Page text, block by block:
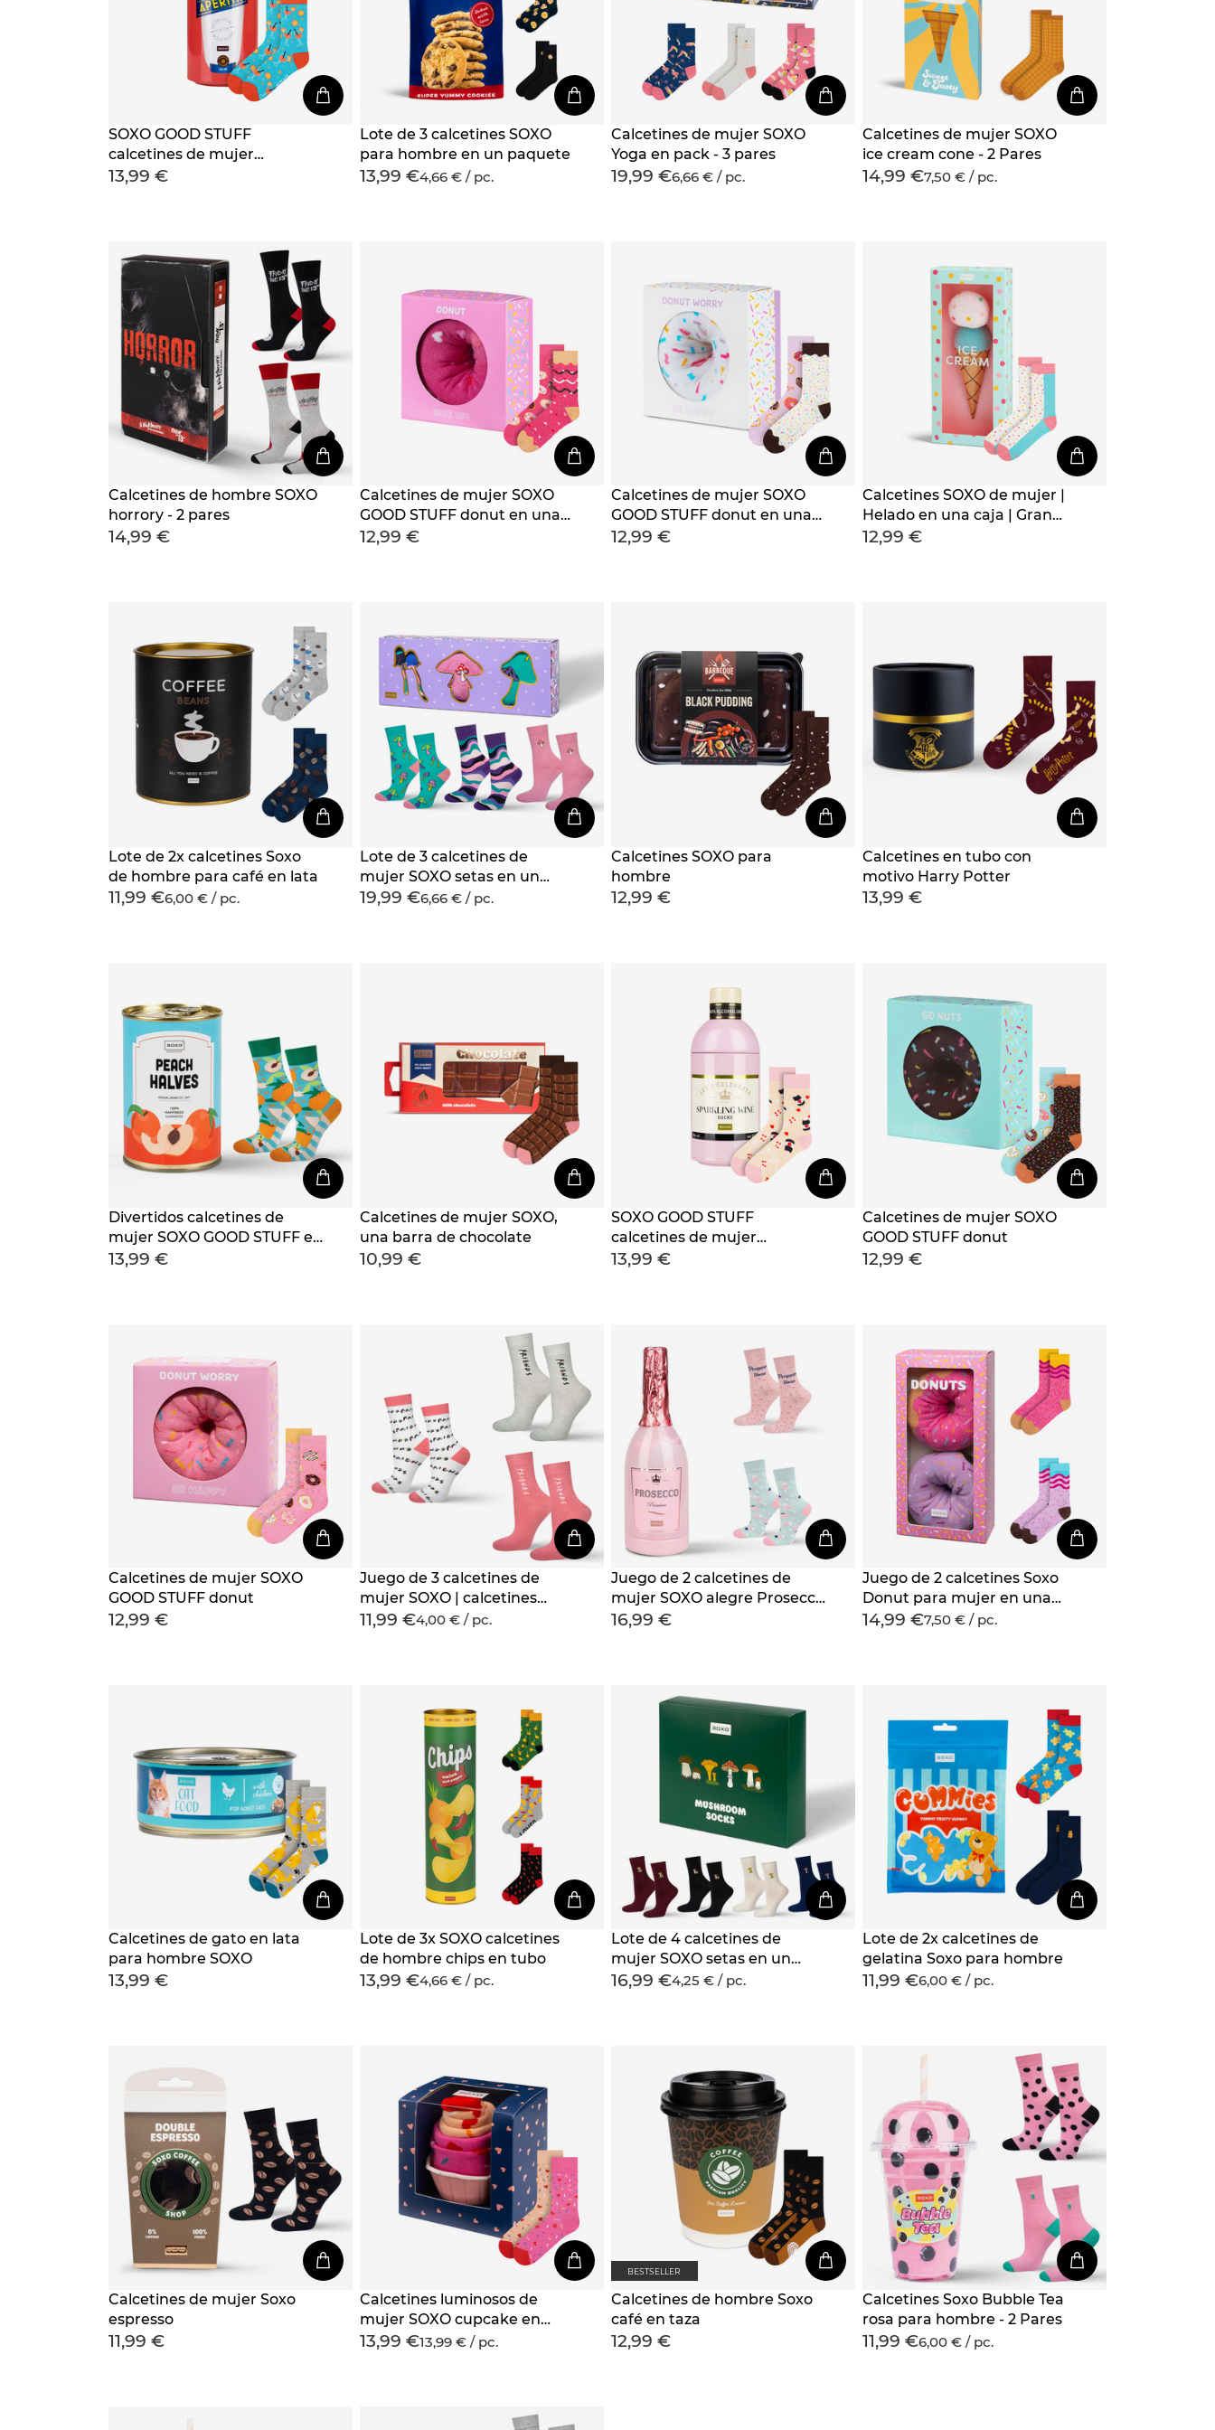
SOXO GOOD STUFF
calcetines de mujer
graciosos Aperitif en una
13,99 €
Lote de 3 calcetines SOXO
para hombre en un paquete
13,99 €4,66 € / pc.
Calcetines de mujer SOXO
Yoga en pack - 3 pares
19,99 €6,66 € / pc.
Calcetines de mujer SOXO
ice cream cone - 2 Pares
14,99 €7,50 € / pc.
Calcetines de hombre SOXO
horrory - 2 pares
14,99 €
Calcetines de mujer SOXO
GOOD STUFF donut en una
caja
12,99 €
Calcetines de mujer SOXO
GOOD STUFF donut en una
caja
12,99 €
Calcetines SOXO de mujer |
Helado en una caja | Gran
idea de regalo
12,99 €
Lote de 2x calcetines Soxo
de hombre para café en lata
11,99 €6,00 € / pc.
Lote de 3 calcetines de
mujer SOXO setas en un
paquete edición premium
19,99 €6,66 € / pc.
Calcetines SOXO para
hombre
12,99 €
Calcetines en tubo con
motivo Harry Potter
13,99 €
Divertidos calcetines de
mujer SOXO GOOD STUFF en
una lata para regalo
13,99 €
Calcetines de mujer SOXO,
una barra de chocolate
10,99 €
SOXO GOOD STUFF
calcetines de mujer
graciosos Sparkling Wine en
13,99 €
Calcetines de mujer SOXO
GOOD STUFF donut
12,99 €
Calcetines de mujer SOXO
GOOD STUFF donut
12,99 €
Juego de 3 calcetines de
mujer SOXO | calcetines
felices | para un fan de la
11,99 €4,00 € / pc.
Juego de 2 calcetines de
mujer SOXO alegre Prosecco
en una botella un regalo
16,99 €
Juego de 2 calcetines Soxo
Donut para mujer en una
caja | Perfecto para un
14,99 €7,50 € / pc.
Calcetines de gato en lata
para hombre SOXO
13,99 €
Lote de 3x SOXO calcetines
de hombre chips en tubo
13,99 €4,66 € / pc.
Lote de 4 calcetines de
mujer SOXO setas en un
paquete edición premium
16,99 €4,25 € / pc.
Lote de 2x calcetines de
gelatina Soxo para hombre
11,99 €6,00 € / pc.
Calcetines de mujer Soxo
espresso
11,99 €
Calcetines luminosos de
mujer SOXO cupcake en
pack
13,99 €13,99 € / pc.
BESTSELLER
Calcetines de hombre Soxo
café en taza
12,99 €
Calcetines Soxo Bubble Tea
rosa para hombre - 2 Pares
11,99 €6,00 € / pc.